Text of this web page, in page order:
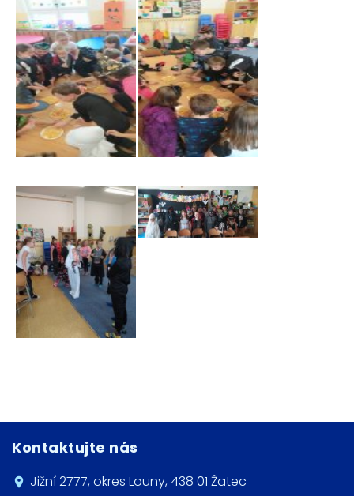
Kontaktujte nás
Jižní 2777, okres Louny, 438 01 Žatec